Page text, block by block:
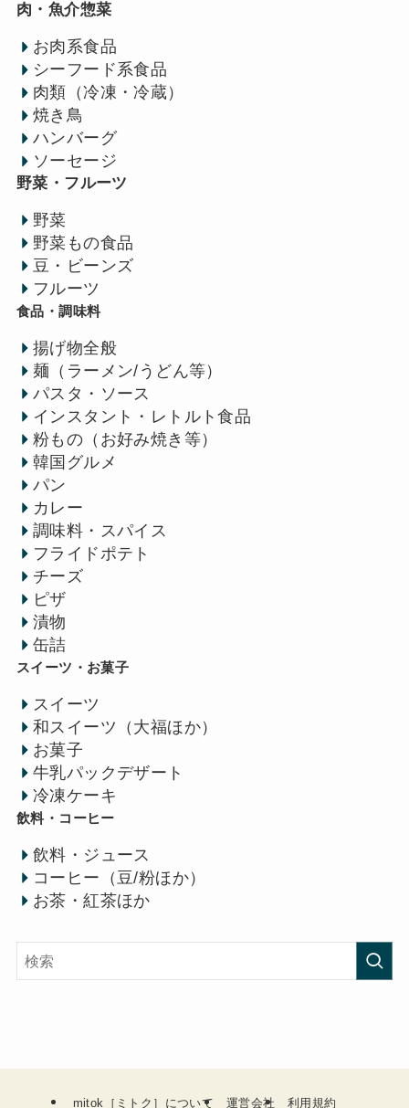
肉・魚介惣菜
お肉系食品
シーフード系食品
肉類（冷凍・冷蔵）
焼き鳥
ハンバーグ
ソーセージ
野菜・フルーツ
野菜
野菜もの食品
豆・ビーンズ
フルーツ
食品・調味料
揚げ物全般
麺（ラーメン/うどん等）
パスタ・ソース
インスタント・レトルト食品
粉もの（お好み焼き等）
韓国グルメ
パン
カレー
調味料・スパイス
フライドポテト
チーズ
ピザ
漬物
缶詰
スイーツ・お菓子
スイーツ
和スイーツ（大福ほか）
お菓子
牛乳パックデザート
冷凍ケーキ
飲料・コーヒー
飲料・ジュース
コーヒー（豆/粉ほか）
お茶・紅茶ほか
mitok［ミトク］について 運営会社 利用規約